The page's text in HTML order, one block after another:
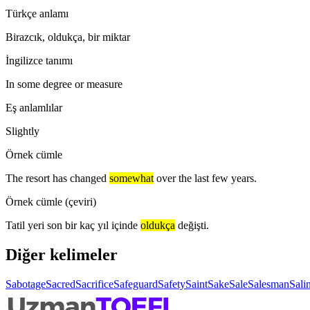
Türkçe anlamı
Birazcık, oldukça, bir miktar
İngilizce tanımı
In some degree or measure
Eş anlamlılar
Slightly
Örnek cümle
The resort has changed somewhat over the last few years.
Örnek cümle (çeviri)
Tatil yeri son bir kaç yıl içinde oldukça değişti.
Diğer kelimeler
SabotageSacredSacrificeSafeguardSafetySaintSakeSaleSalesman